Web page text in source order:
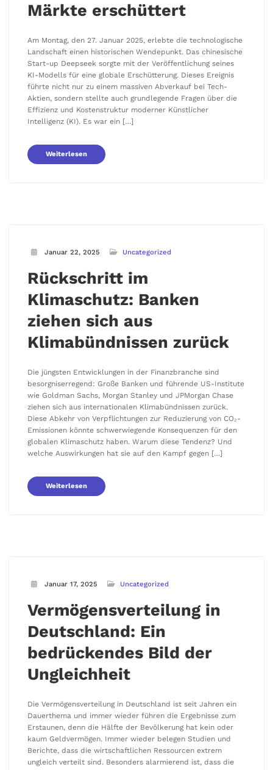
Märkte erschüttert
Am Montag, den 27. Januar 2025, erlebte die technologische
Landschaft einen historischen Wendepunkt. Das chinesische
Start-up Deepseek sorgte mit der Veröffentlichung seines
KI-Modells für eine globale Erschütterung. Dieses Ereignis
führte nicht nur zu einem massiven Abverkauf bei Tech-
Aktien, sondern stellte auch grundlegende Fragen über die
Effizienz und Kostenstruktur moderner Künstlicher
Intelligenz (KI). Es war ein […]
Weiterlesen
Januar 22, 2025 Uncategorized
Rückschritt im
Klimaschutz: Banken
ziehen sich aus
Klimabündnissen zurück
Die jüngsten Entwicklungen in der Finanzbranche sind
besorgniserregend: Große Banken und führende US-Institute
wie Goldman Sachs, Morgan Stanley und JPMorgan Chase
ziehen sich aus internationalen Klimabündnissen zurück.
Diese Abkehr von Verpflichtungen zur Reduzierung von CO₂-
Emissionen könnte schwerwiegende Konsequenzen für den
globalen Klimaschutz haben. Warum diese Tendenz? Und
welche Auswirkungen hat sie auf den Kampf gegen […]
Weiterlesen
Januar 17, 2025 Uncategorized
Vermögensverteilung in
Deutschland: Ein
bedrückendes Bild der
Ungleichheit
Die Vermögensverteilung in Deutschland ist seit Jahren ein
Dauerthema und immer wieder führen die Ergebnisse zum
Erstaunen, denn die Hälfte der Bevölkerung hat kein oder
kaum Geldvermögen. Immer wieder belegen Studien und
Berichte, dass die wirtschaftlichen Ressourcen extrem
ungleich verteilt sind. Besonders alarmierend ist, dass die